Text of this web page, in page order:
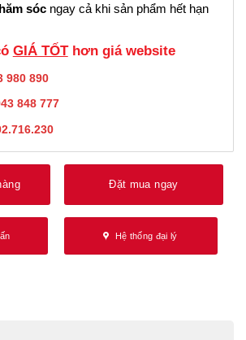
sóc ngay cả khi sản phẩm hết hạn
GIÁ TỐThơn giá website
980 890
848 777
Đặt mua ngay
Hệ thống đại lý